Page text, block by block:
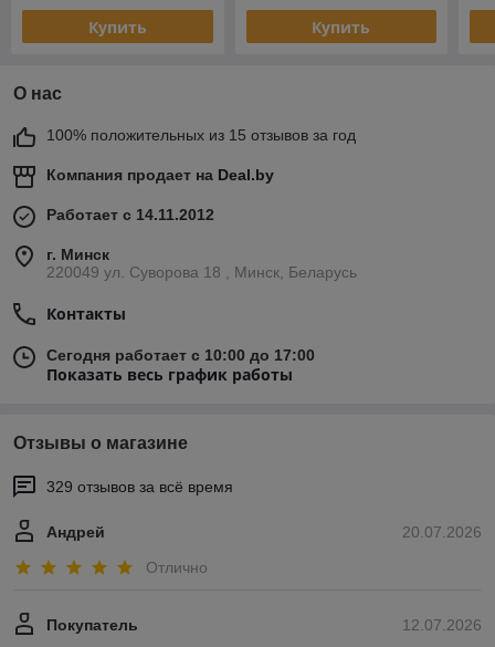
Купить Купить
О нас
100% положительных из 15 отзывов за год
Компания продает на Deal.by
Работает с 14.11.2012
г. Минск
220049 ул. Суворова 18 , Минск, Беларусь
Контакты
Сегодня работает с 10:00 до 17:00
Показать весь график работы
Отзывы о магазине
329 отзывов за всё время
20.07.2026
Андрей
Отлично
12.07.2026
Покупатель